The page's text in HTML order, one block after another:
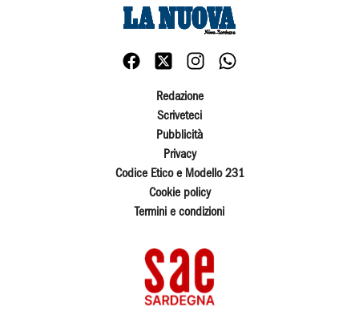
Redazione
Scriveteci
Pubblicità
Privacy
Codice Etico e Modello 231
Cookie policy
Termini e condizioni